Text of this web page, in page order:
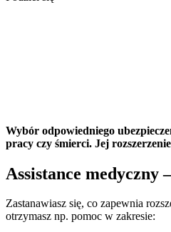
Wybór odpowiedniego
pracy czy śmierci. Jej
Assistance medyczny
Zastanawiasz się, co zapewnia
otrzymasz np. pomoc w zakresie: